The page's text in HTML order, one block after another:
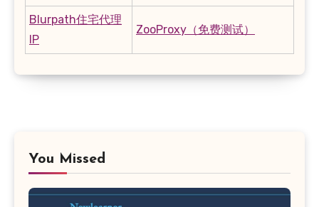
Blurpath住宅代理
IP
ZooProxy（免费测试）
You Missed